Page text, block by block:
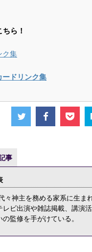
ら！
ク集
ードリンク集
事
々神主を務める家系に生ま
レビ出演や雑誌掲載、講演
監修を手がけている。